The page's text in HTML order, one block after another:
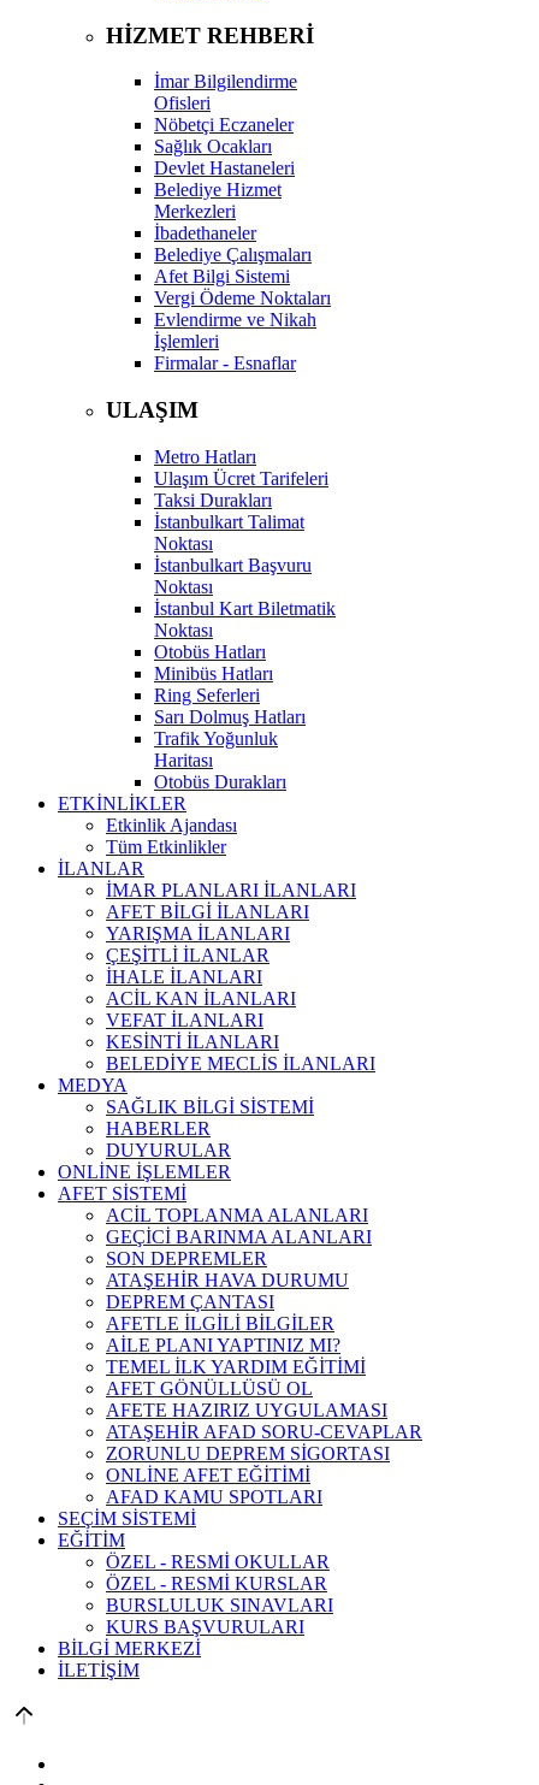
HİZMET REHBERİ
İmar Bilgilendirme
Ofisleri
Nöbetçi Eczaneler
Sağlık Ocakları
Devlet Hastaneleri
Belediye Hizmet
Merkezleri
İbadethaneler
Belediye Çalışmaları
Afet Bilgi Sistemi
Vergi Ödeme Noktaları
Evlendirme ve Nikah
İşlemleri
Firmalar - Esnaflar
ULAŞIM
Metro Hatları
Ulaşım Ücret Tarifeleri
Taksi Durakları
İstanbulkart Talimat
Noktası
İstanbulkart Başvuru
Noktası
İstanbul Kart Biletmatik
Noktası
Otobüs Hatları
Minibüs Hatları
Ring Seferleri
Sarı Dolmuş Hatları
Trafik Yoğunluk
Haritası
Otobüs Durakları
ETKİNLİKLER
Etkinlik Ajandası
Tüm Etkinlikler
İLANLAR
İMAR PLANLARI İLANLARI
AFET BİLGİ İLANLARI
YARIŞMA İLANLARI
ÇEŞİTLİ İLANLAR
İHALE İLANLARI
ACİL KAN İLANLARI
VEFAT İLANLARI
KESİNTİ İLANLARI
BELEDİYE MECLİS İLANLARI
MEDYA
SAĞLIK BİLGİ SİSTEMİ
HABERLER
DUYURULAR
ONLİNE İŞLEMLER
AFET SİSTEMİ
ACİL TOPLANMA ALANLARI
GEÇİCİ BARINMA ALANLARI
SON DEPREMLER
ATAŞEHİR HAVA DURUMU
DEPREM ÇANTASI
AFETLE İLGİLİ BİLGİLER
AİLE PLANI YAPTINIZ MI?
TEMEL İLK YARDIM EĞİTİMİ
AFET GÖNÜLLÜSÜ OL
AFETE HAZIRIZ UYGULAMASI
ATAŞEHİR AFAD SORU-CEVAPLAR
ZORUNLU DEPREM SİGORTASI
ONLİNE AFET EĞİTİMİ
AFAD KAMU SPOTLARI
SEÇİM SİSTEMİ
EĞİTİM
ÖZEL - RESMİ OKULLAR
ÖZEL - RESMİ KURSLAR
BURSLULUK SINAVLARI
KURS BAŞVURULARI
BİLGİ MERKEZİ
İLETİŞİM